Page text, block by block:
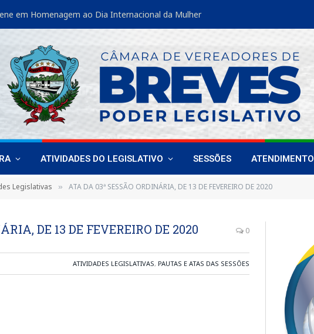
em Homenagem ao Dia Internacional da Mulher
ATIVIDADES DO LEGISLATIVO SESSÕES ATENDIMENTO
Legislativas » ATA DA 03ª SESSÃO ORDINÁRIA, DE 13 DE FEVEREIRO DE 2020
DE 13 DE FEVEREIRO DE 2020 0
ATIVIDADES LEGISLATIVAS, PAUTAS E ATAS DAS SESSÕES